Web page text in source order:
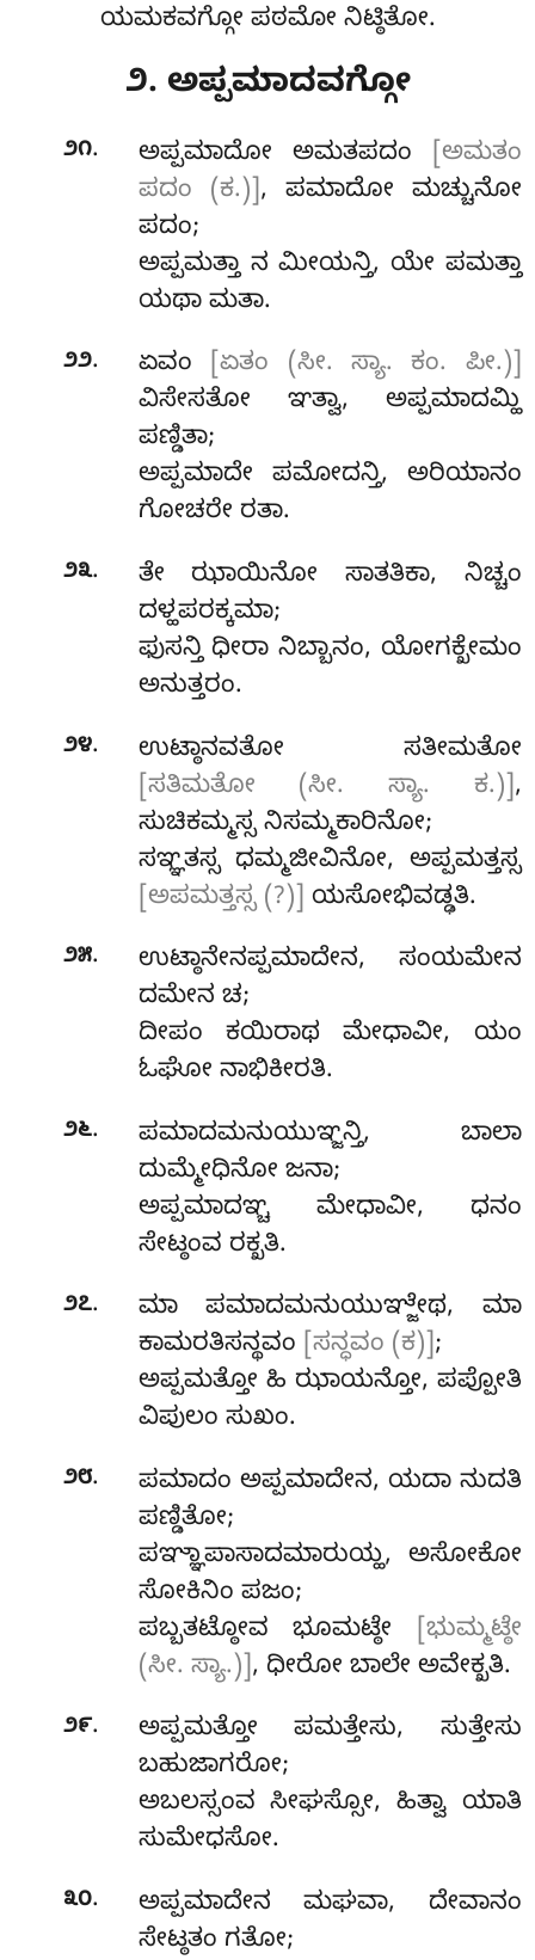
ಯಮಕವಗ್ಗೋ ಪಠಮೋ ನಿಟ್ಠಿತೋ.
೨. ಅಪ್ಪಮಾದವಗ್ಗೋ
೨೧. ಅಪ್ಪಮಾದೋ ಅಮತಪದಂ
[ಅಮತಂ
ಪದಂ (ಕ.)] , ಪಮಾದೋ ಮಚ್ಚುನೋ
ಪದಂ;
ಅಪ್ಪಮತ್ತಾ ನ ಮೀಯನ್ತಿ, ಯೇ ಪಮತ್ತಾ
ಯಥಾ ಮತಾ.
೨೨. ಏವಂ
[ಏತಂ (ಸೀ. ಸ್ಯಾ. ಕಂ. ಪೀ.)]
ವಿಸೇಸತೋ ಞತ್ವಾ, ಅಪ್ಪಮಾದಮ್ಹಿ
ಪಣ್ಡಿತಾ;
ಅಪ್ಪಮಾದೇ ಪಮೋದನ್ತಿ, ಅರಿಯಾನಂ
ಗೋಚರೇ ರತಾ.
೨೩.
ತೇ ಝಾಯಿನೋ ಸಾತತಿಕಾ, ನಿಚ್ಚಂ
ದಳ್ಹಪರಕ್ಕಮಾ;
ಫುಸನ್ತಿ ಧೀರಾ ನಿಬ್ಬಾನಂ, ಯೋಗಕ್ಖೇಮಂ
ಅನುತ್ತರಂ.
೨೪.
ಉಟ್ಠಾನವತೋ ಸತೀಮತೋ
[ಸತಿಮತೋ (ಸೀ. ಸ್ಯಾ. ಕ.)] ,
ಸುಚಿಕಮ್ಮಸ್ಸ ನಿಸಮ್ಮಕಾರಿನೋ;
ಸಞ್ಞತಸ್ಸ ಧಮ್ಮಜೀವಿನೋ, ಅಪ್ಪಮತ್ತಸ್ಸ
[ಅಪಮತ್ತಸ್ಸ (?)] ಯಸೋಭಿವಡ್ಢತಿ.
೨೫. ಉಟ್ಠಾನೇನಪ್ಪಮಾದೇನ, ಸಂಯಮೇನ
ದಮೇನ ಚ;
ದೀಪಂ ಕಯಿರಾಥ ಮೇಧಾವೀ, ಯಂ
ಓಘೋ ನಾಭಿಕೀರತಿ.
೨೬.
ಪಮಾದಮನುಯುಞ್ಜನ್ತಿ, ಬಾಲಾ
ದುಮ್ಮೇಧಿನೋ ಜನಾ;
ಅಪ್ಪಮಾದಞ್ಚ ಮೇಧಾವೀ, ಧನಂ
ಸೇಟ್ಠಂವ ರಕ್ಖತಿ.
೨೭.
ಮಾ ಪಮಾದಮನುಯುಞ್ಜೇಥ, ಮಾ
ಕಾಮರತಿಸನ್ಥವಂ [ಸನ್ಧವಂ (ಕ)] ;
ಅಪ್ಪಮತ್ತೋ ಹಿ ಝಾಯನ್ತೋ, ಪಪ್ಪೋತಿ
ವಿಪುಲಂ ಸುಖಂ.
೨೮.
ಪಮಾದಂ ಅಪ್ಪಮಾದೇನ, ಯದಾ ನುದತಿ
ಪಣ್ಡಿತೋ;
ಪಞ್ಞಾಪಾಸಾದಮಾರುಯ್ಹ, ಅಸೋಕೋ
ಸೋಕಿನಿಂ ಪಜಂ;
ಪಬ್ಬತಟ್ಠೋವ ಭೂಮಟ್ಠೇ
[ಭುಮ್ಮಟ್ಠೇ
(ಸೀ. ಸ್ಯಾ.)] , ಧೀರೋ ಬಾಲೇ ಅವೇಕ್ಖತಿ.
೨೯. ಅಪ್ಪಮತ್ತೋಪಮತ್ತೇಸು, ಸುತ್ತೇಸು
ಬಹುಜಾಗರೋ;
ಅಬಲಸ್ಸಂವಸೀಘಸ್ಸೋ, ಹಿತ್ವಾ ಯಾತಿ
ಸುಮೇಧಸೋ.
೩೦.
ಅಪ್ಪಮಾದೇನ ಮಘವಾ, ದೇವಾನಂ
ಸೇಟ್ಠತಂ ಗತೋ;